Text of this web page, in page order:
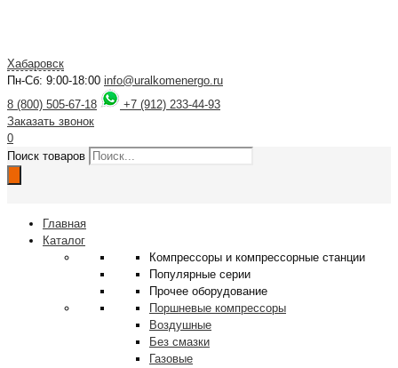
Хабаровск
Пн-Сб: 9:00-18:00 info@uralkomenergo.ru
8 (800) 505-67-18
+7 (912) 233-44-93
Заказать звонок
0
Поиск товаров
Главная
Каталог
Компрессоры и компрессорные станции
Популярные серии
Прочее оборудование
Поршневые компрессоры
Воздушные
Без смазки
Газовые